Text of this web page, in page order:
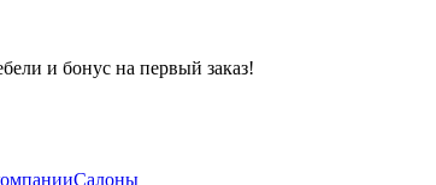
и бонус на первый заказ!
Салоны